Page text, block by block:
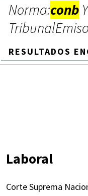
Norma:conb
RESULTADOS
Laboral
Corte Suprema